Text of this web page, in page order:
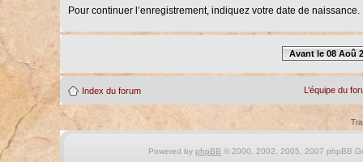
Pour continuer l’enregistrement, indiquez votre date de naissance.
Avant le 08 Aoû
Index du forum L’équipe du
Powered by phpBB © 2000, 2002, 2005, 2007 phpBB